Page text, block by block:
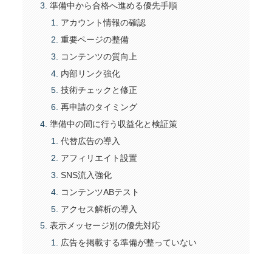
準備中から合格へ進める優先手順
アカウント情報の確認
重要ページの整備
コンテンツの質向上
内部リンク強化
技術チェックと修正
再申請のタイミング
準備中の間に行う収益化と検証策
代替広告の導入
アフィリエイト設置
SNS流入強化
コンテンツABテスト
アクセス解析の導入
表示メッセージ別の優先対応
広告を掲載する準備が整っていない